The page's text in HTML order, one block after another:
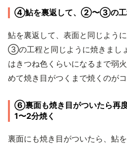
④鮎を裏返して、②〜③の工
鮎を裏返して、表面と同じよう
③の工程と同じように焼きまし
はきつね色くらいになるまで弱
めて焼き目がつくまで焼くのがコ
⑥裏面も焼き目がついたら再
1〜2分焼く
裏面にも焼き目がついたら、鮎